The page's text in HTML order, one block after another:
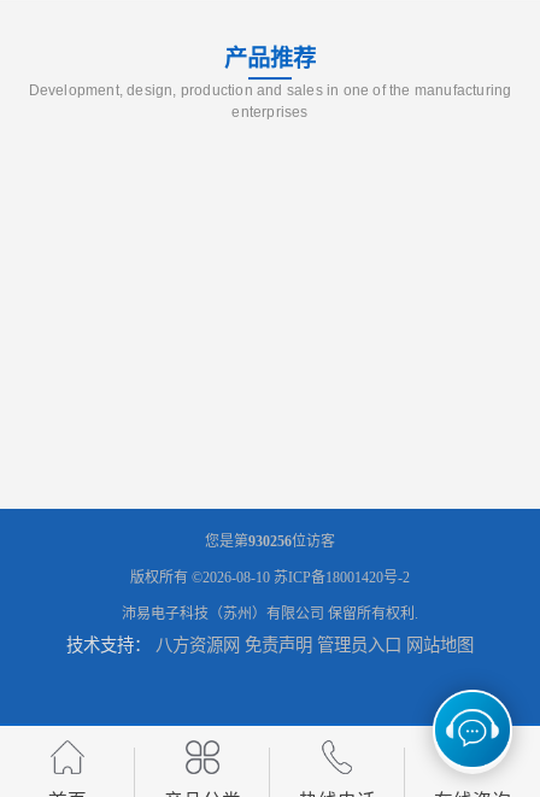
产品推荐
Development, design, production and sales in one of the manufacturing
enterprises
您是第930256位访客
版权所有 ©2026-08-10 苏ICP备18001420号-2
沛易电子科技（苏州）有限公司 保留所有权利.
技术支持： 八方资源网 免责声明 管理员入口 网站地图